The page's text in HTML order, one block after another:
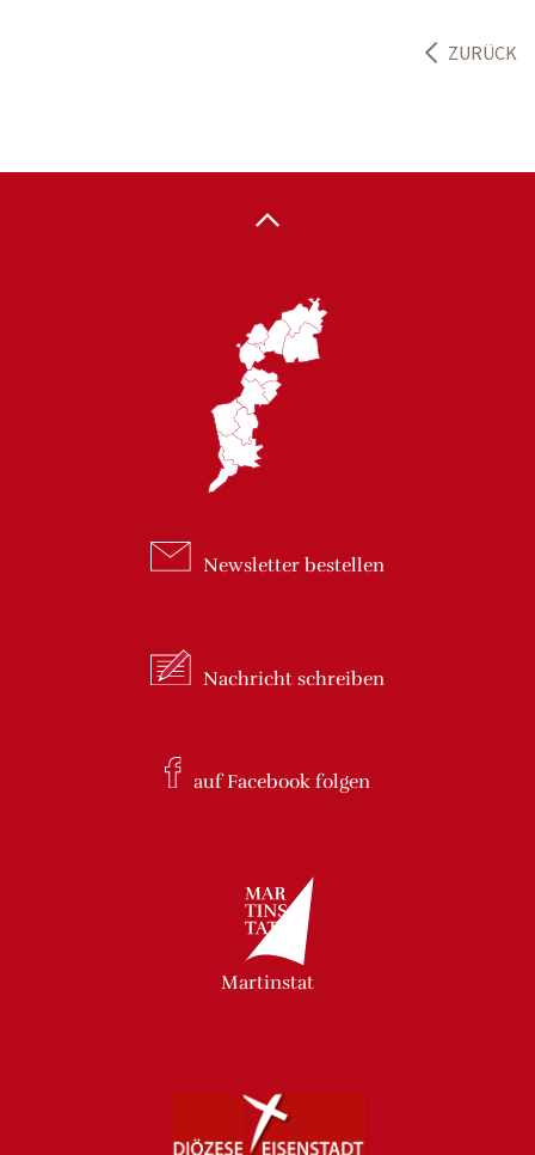
ZURÜCK
Newsletter bestellen
Nachricht schreiben
auf Facebookfolgen
Martinstat